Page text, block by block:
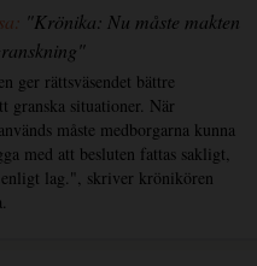
"Krönika: Nu måste makten
ger rättsväsendet bättre
granska situationer. När
måste medborgarna kunna
med att besluten fattas sakligt,
lag.", skriver krönikören